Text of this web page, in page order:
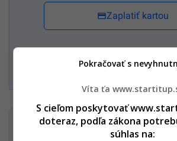
Zaplatiť kartou
používania,Všeobecnými obchodnými
Dostaň Startitup do svojich
Víta ťa
S cieľom poskytovať
doteraz, podľa zákona
súhlas na:
Pokračovať s